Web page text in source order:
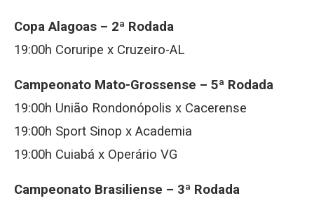
Copa Alagoas – 2ª Rodada
19:00h Coruripe x Cruzeiro-AL
Campeonato Mato-Grossense – 5ª Rodada
19:00h União Rondonópolis x Cacerense
19:00h Sport Sinop x Academia
19:00h Cuiabá x Operário VG
Campeonato Brasiliense – 3ª Rodada